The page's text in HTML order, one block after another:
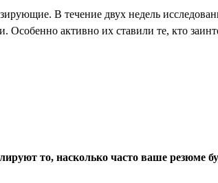
В течение двух недель
Особенно активно их ставили те, кто
то, насколько часто ваше резюме